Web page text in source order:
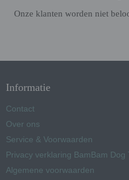
Onze klanten worden niet
Informatie
Contact
Over ons
Service & Voorwaarden
Privacy verklaring BamBam Dog
Algemene voorwaarden